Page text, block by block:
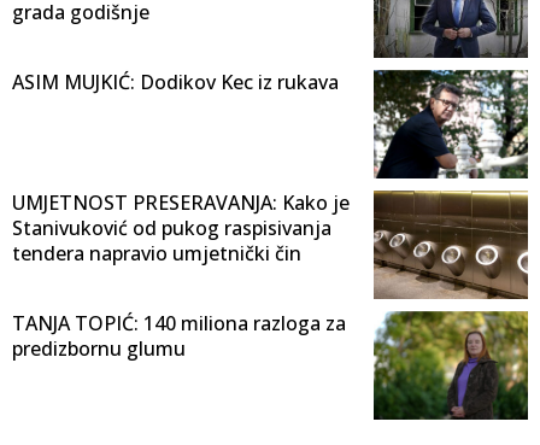
grada godišnje
ASIM MUJKIĆ: Dodikov Kec iz rukava
UMJETNOST PRESERAVANJA: Kako je
Stanivuković od pukog raspisivanja
tendera napravio umjetnički čin
TANJA TOPIĆ: 140 miliona razloga za
predizbornu glumu